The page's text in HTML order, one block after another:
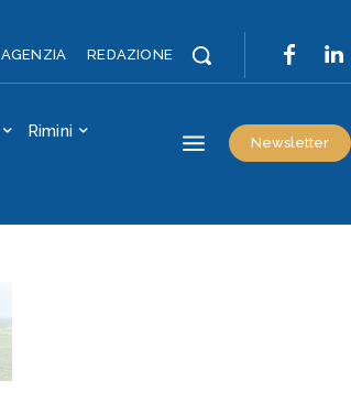
AGENZIA REDAZIONE
Rimini
Newsletter